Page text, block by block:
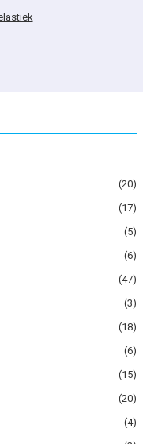
(20)
(17)
(5)
(6)
(47)
(3)
(18)
(6)
(15)
(20)
(4)